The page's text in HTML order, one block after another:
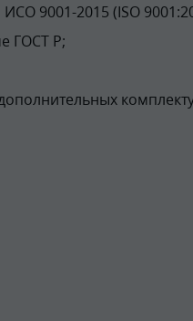
9001-2015 (ISO
ГОСТ Р;